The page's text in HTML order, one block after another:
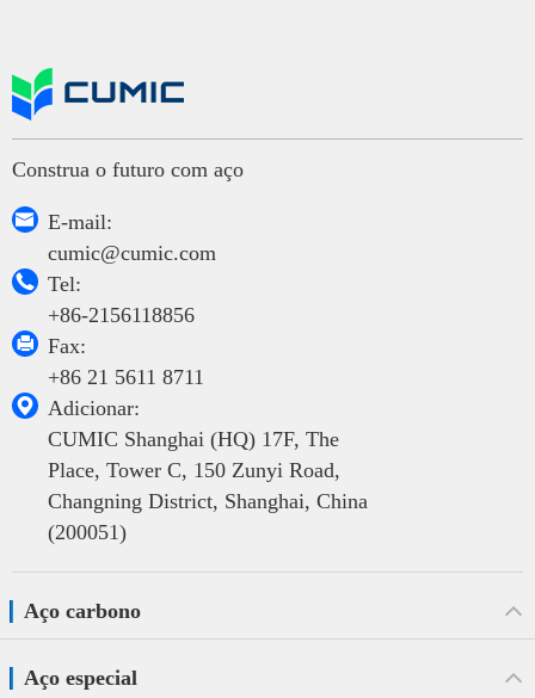
Construa o futuro com aço

E-mail:
cumic@cumic.com

Tel:
+86-2156118856

Fax:
+86 21 5611 8711

Adicionar:
CUMIC Shanghai (HQ) 17F, The
Place, Tower C, 150 Zunyi Road,
Changning District, Shanghai, China
(200051)
Aço carbono
Aço especial